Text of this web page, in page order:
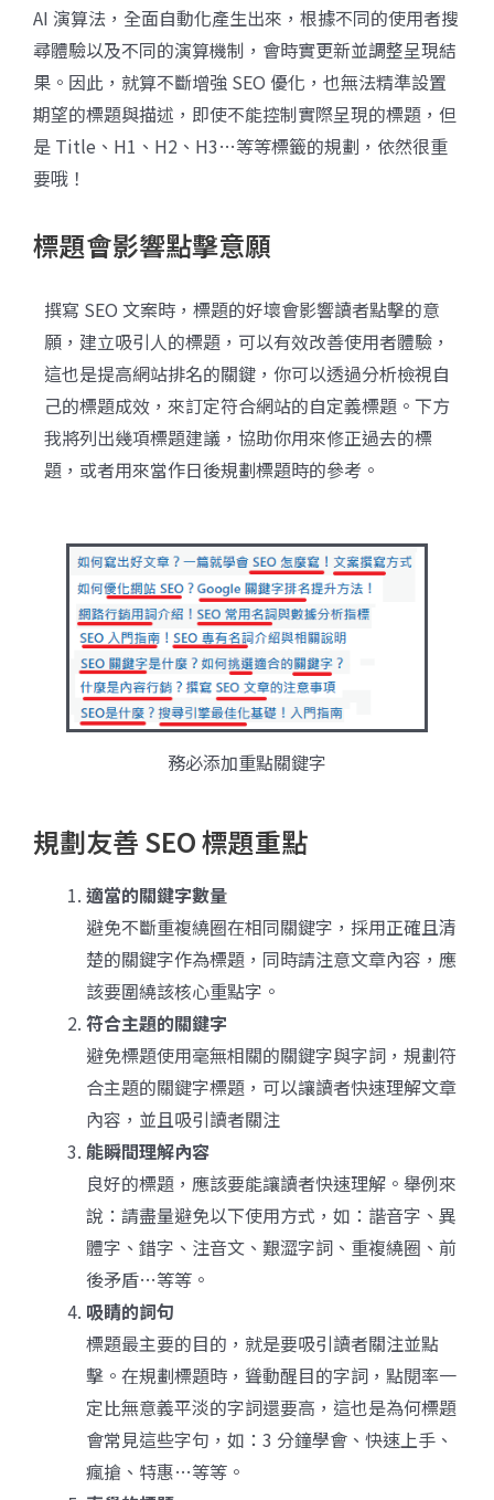
AI 演算法，全面自動化產生出來，根據不同的使用者搜
尋體驗以及不同的演算機制，會時實更新並調整呈現結
果。因此，就算不斷增強 SEO 優化，也無法精準設置
期望的標題與描述，即使不能控制實際呈現的標題，但
是 Title、H1、H2、H3…等等標籤的規劃，依然很重
要哦！
標題會影響點擊意願
撰寫 SEO 文案時，標題的好壞會影響讀者點擊的意
願，建立吸引人的標題，可以有效改善使用者體驗，
這也是提高網站排名的關鍵，你可以透過分析檢視自
己的標題成效，來訂定符合網站的自定義標題。下方
我將列出幾項標題建議，協助你用來修正過去的標
題，或者用來當作日後規劃標題時的參考。
務必添加重點關鍵字
規劃友善 SEO 標題重點
適當的關鍵字數量
避免不斷重複繞圈在相同關鍵字，採用正確且清
楚的關鍵字作為標題，同時請注意文章內容，應
該要圍繞該核心重點字。
符合主題的關鍵字
避免標題使用毫無相關的關鍵字與字詞，規劃符
合主題的關鍵字標題，可以讓讀者快速理解文章
內容，並且吸引讀者關注
能瞬間理解內容
良好的標題，應該要能讓讀者快速理解。舉例來
說：請盡量避免以下使用方式，如：諧音字、異
體字、錯字、注音文、艱澀字詞、重複繞圈、前
後矛盾…等等。
吸睛的詞句
標題最主要的目的，就是要吸引讀者關注並點
擊。在規劃標題時，聳動醒目的字詞，點閱率一
定比無意義平淡的字詞還要高，這也是為何標題
會常見這些字句，如：3 分鐘學會、快速上手、
瘋搶、特惠…等等。